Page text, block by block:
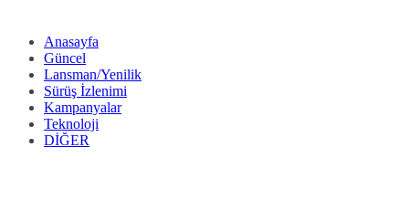
Anasayfa
Güncel
Lansman/Yenilik
Sürüş İzlenimi
Kampanyalar
Teknoloji
DİĞER